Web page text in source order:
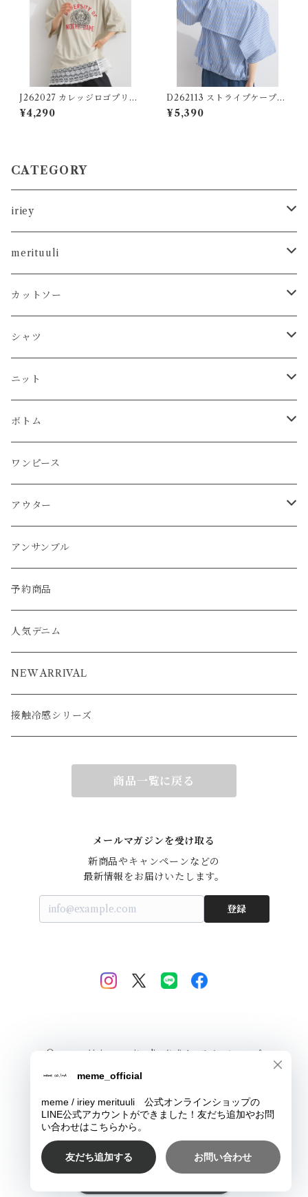
J262027 カレッジロゴプリン
ト 異素材レイヤード風チュニ
ック / College Logo Print
¥4,290
D262113 ストライプケープ風
レイヤードブラウス / Stripe
Cape Layered Blouse (残り
¥5,390
CATEGORY
iriey
カットソー
タンクトップ
ベスト
カーディガン
シャツ
シャツ
プルオーバー
ニット
プルオーバー
パーカー
アウター
ボトム
パンツ
スカート
ワンピース
アウター
ブルゾン
ジャケット
アンサンブル
merituuli
カットソー
カーディガン
プルオーバー
シャツ
ニット
カーディガン
プルオーバー
ボトム
ワンピース
アウター
ベスト
ジャケット
アンサンブル
カットソー
タンクトップ
Tシャツ
プルオーバー
チュニック
パーカー
ワンピース
ベスト
カーディガン
ブルゾン
シャツ
シャツ
プルオーバー
チュニック
ワンピース
カーディガン
パーカー
ニット
プルオーバー
パーカー
カーディガン
ワンピース
ベスト
ポンチョ
アウター
ボトム
パンツ
スカート
ワンピース
アウター
ブルゾン
ジャケット
コート
ベスト
アンサンブル
予約商品
人気デニム
NEW ARRIVAL
接触冷感シリーズ
商品一覧に戻る
メールマガジンを受け取る
新商品やキャンペーンなどの
最新情報をお届けいたします。
登録
© meme / iriey merituuli 公式オンラインショップ
Powered by